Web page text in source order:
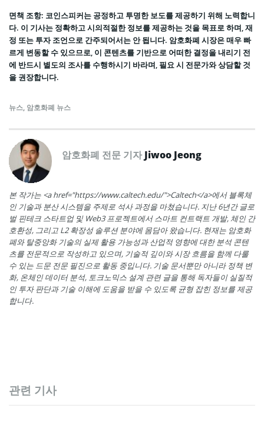
면책 조항: 코인스피커는 공정하고 투명한 보도를 제공하기 위해 노력합니
다. 이 기사는 정확하고 시의적절한 정보를 제공하는 것을 목표로 하며, 재
정 또는 투자 조언으로 간주되어서는 안 됩니다. 암호화폐 시장은 매우 빠
르게 변동할 수 있으므로, 이 콘텐츠를 기반으로 어떠한 결정을 내리기 전
에 반드시 별도의 조사를 수행하시기 바라며, 필요 시 전문가와 상담할 것
을 권장합니다.
뉴스, 암호화폐 뉴스
암호화폐 전문 기자Jiwoo Jeong
본 작가는 <a href="https://www.caltech.edu/">Caltech</a>에서 블록체
인 기술과 분산 시스템을 주제로 석사 과정을 마쳤습니다. 지난 6년간 글로
벌 핀테크 스타트업 및 Web3 프로젝트에서 스마트 컨트랙트 개발, 체인 간
호환성, 그리고 L2 확장성 솔루션 분야에 몸담아 왔습니다. 현재는 암호화
폐와 탈중앙화 기술의 실제 활용 가능성과 산업적 영향에 대한 분석 콘텐
츠를 전문적으로 작성하고 있으며, 기술적 깊이와 시장 흐름을 함께 다룰
수 있는 드문 전문 필진으로 활동 중입니다. 기술 문서뿐만 아니라 정책 변
화, 온체인 데이터 분석, 토크노믹스 설계 관련 글을 통해 독자들이 실질적
인 투자 판단과 기술 이해에 도움을 받을 수 있도록 균형 잡힌 정보를 제공
합니다.
관련 기사